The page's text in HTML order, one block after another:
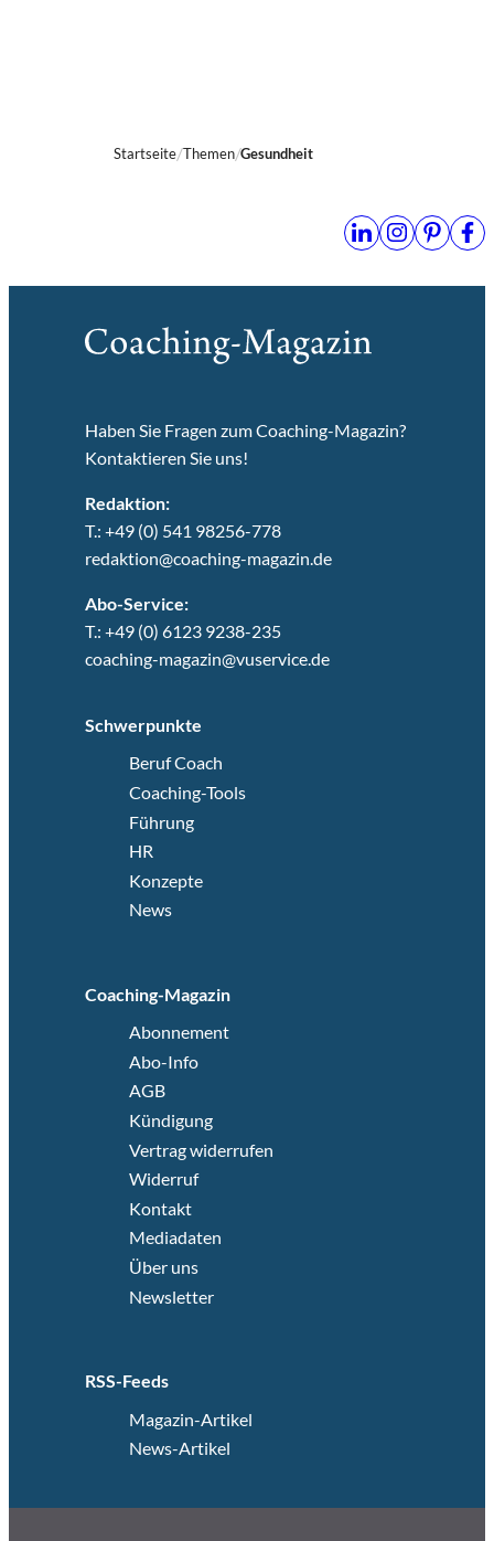
Startseite Themen Gesundheit
Haben Sie Fragen zum Coaching-Magazin?
Kontaktieren Sie uns!
Redaktion:
T.: +49 (0) 541 98256-778
redaktion@coaching-magazin.de
Abo-Service:
T.: +49 (0) 6123 9238-235
coaching-magazin@vuservice.de
Schwerpunkte
Beruf Coach
Coaching-Tools
Führung
HR
Konzepte
News
Coaching-Magazin
Abonnement
Abo-Info
AGB
Kündigung
Vertrag widerrufen
Widerruf
Kontakt
Mediadaten
Über uns
Newsletter
RSS-Feeds
Magazin-Artikel
News-Artikel